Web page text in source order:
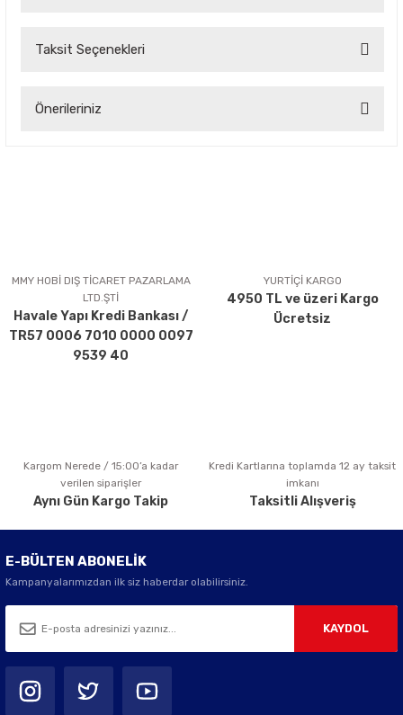
Taksit Seçenekleri
Önerileriniz
Ürün açıklamasında eksik bilgiler bulunuyor.
Ürün bilgilerinde hatalar bulunuyor.
Ürün fiyatı diğer sitelerden daha pahalı.
Bu ürüne benzer farklı alternatifler olmalı.
Gönder
MMY HOBİ DIŞ TİCARET PAZARLAMA
LTD.ŞTİ
Havale Yapı Kredi Bankası /
TR57 0006 7010 0000 0097
9539 40
YURTİÇİ KARGO
4950 TL ve üzeri Kargo
Ücretsiz
Kargom Nerede / 15:00’a kadar
verilen siparişler
Aynı Gün Kargo Takip
Kredi Kartlarına toplamda 12 ay taksit
imkanı
Taksitli Alışveriş
E-BÜLTEN ABONELİK
Kampanyalarımızdan ilk siz haberdar olabilirsiniz.
KAYDOL